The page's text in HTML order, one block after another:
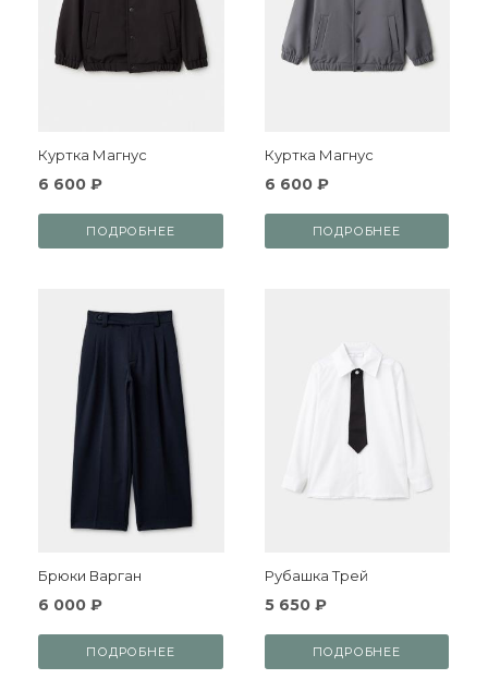
Куртка Магнус
6 600 ₽
ПОДРОБНЕЕ
Куртка Магнус
6 600 ₽
ПОДРОБНЕЕ
Брюки Варган
6 000 ₽
ПОДРОБНЕЕ
Рубашка Трей
5 650 ₽
ПОДРОБНЕЕ